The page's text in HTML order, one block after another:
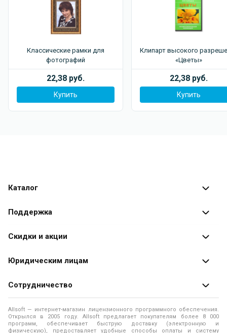
Классические рамки для
фотографий
22,38 руб.
Купить
Клипарт высокого
«Цветы»
22,38 руб.
Купить
Каталог
Каталог программ
Поддержка
Оплата заказов
Доставка заказа
Помощь
Правила продажи
Скидки и акции
Специальные
Юридическим лицам
Продажа программ юридическим лицам
О лицензировании программного обеспечения
Программы для компьютера
Сотрудничество
О магазине
Адреса и телефоны
Allsoft — интернет-магазин лицензионного программного обеспечения.
Открылся в 2005 году. Allsoft предлагает покупателям более 8 000
программ, обеспечивает быструю доставку (электронную и
физическую), предоставляет удобные способы оплаты и систему